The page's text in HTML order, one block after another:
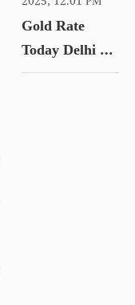
के करीब, चेक करें
18 से 24 कैरेट
गोल्ड का रेट
Gold Rate
Today Delhi |
आज सोना १ लाख